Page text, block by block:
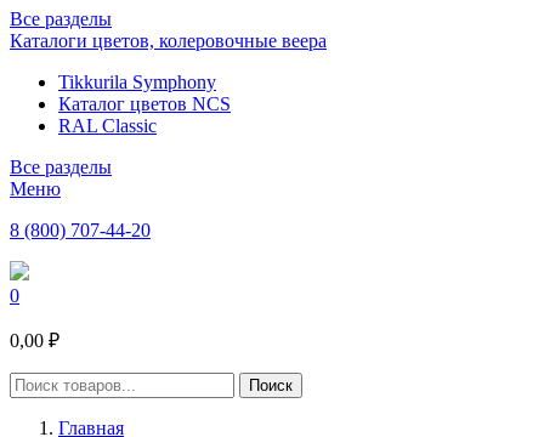
Все разделы
Каталоги цветов, колеровочные веера
Tikkurila Symphony
Каталог цветов NCS
RAL Classic
Все разделы
Меню
8 (800) 707-44-20
0
0,00 ₽
Главная